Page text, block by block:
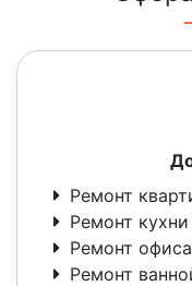
Ремонт
Ремонт кухни
Ремонт офиса
Ремонт